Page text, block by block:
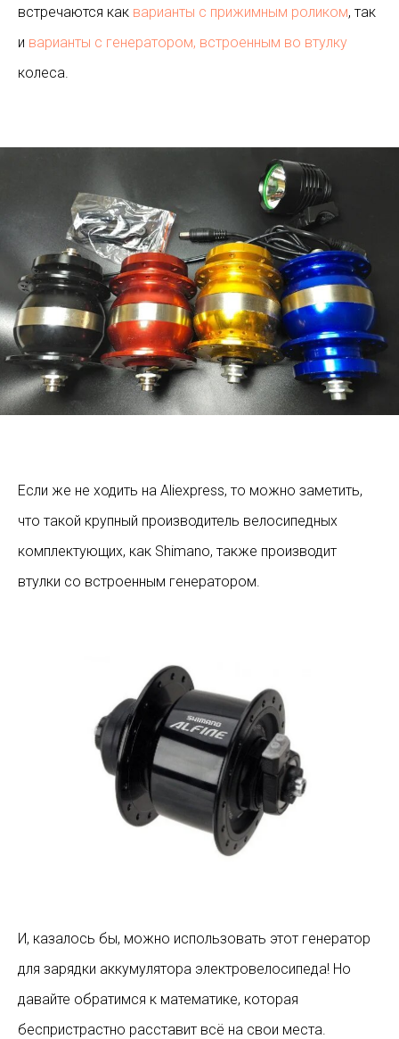
встречаются как варианты с прижимным роликом, так
и варианты с генератором, встроенным во втулку
колеса.
Если же не ходить на Aliexpress, то можно заметить,
что такой крупный производитель велосипедных
комплектующих, как Shimano, также производит
втулки со встроенным генератором.
И, казалось бы, можно использовать этот генератор
для зарядки аккумулятора электровелосипеда! Но
давайте обратимся к математике, которая
беспристрастно расставит всё на свои места.